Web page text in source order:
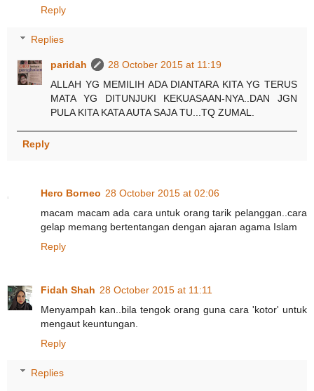
Reply
Replies
paridah
28 October 2015 at 11:19
ALLAH YG MEMILIH ADA DIANTARA KITA YG TERUS
MATA YG DITUNJUKI KEKUASAAN-NYA..DAN JGN
PULA KITA KATA AUTA SAJA TU...TQ ZUMAL.
Reply
Hero Borneo 28 October 2015 at 02:06
macam macam ada cara untuk orang tarik pelanggan..cara
gelap memang bertentangan dengan ajaran agama Islam
Reply
Fidah Shah 28 October 2015 at 11:11
Menyampah kan..bila tengok orang guna cara 'kotor' untuk
mengaut keuntungan.
Reply
Replies